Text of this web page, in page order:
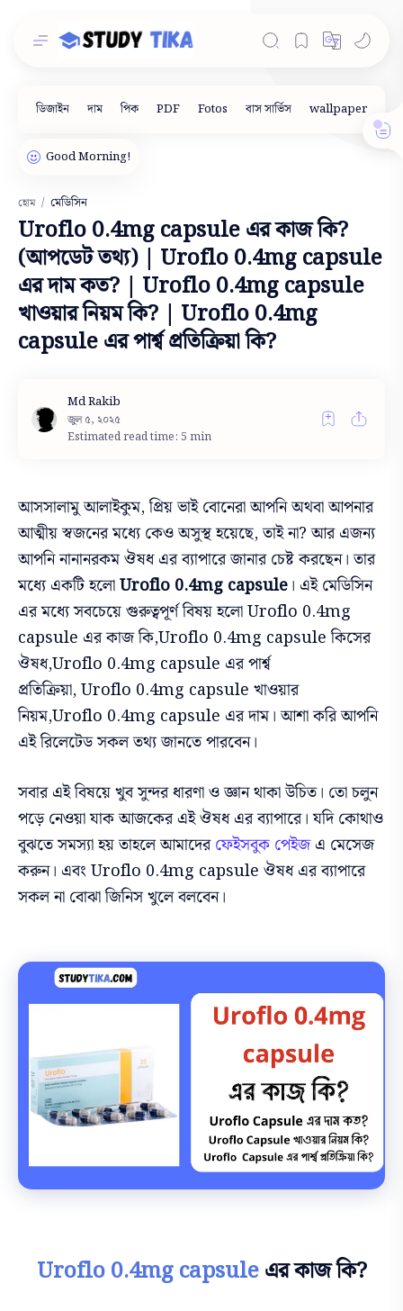
হোম মেডিসিন
Uroflo 0.4mg capsule এর কাজ কি?
(আপডেট তথ্য) | Uroflo 0.4mg capsule
এর দাম কত? | Uroflo 0.4mg capsule
খাওয়ার নিয়ম কি? | Uroflo 0.4mg
capsule এর পার্শ্ব প্রতিক্রিয়া কি?
Estimated read time: 5 min
আসসালামু আলাইকুম, প্রিয় ভাই বোনেরা আপনি অথবা আপনার
আত্মীয় স্বজনের মধ্যে কেও অসুস্থ হয়েছে, তাই না? আর এজন্য
আপনি নানানরকম ঔষধ এর ব্যাপারে জানার চেষ্ট করছেন। তার
মধ্যে একটি হলোUroflo 0.4mg capsule। এই মেডিসিন
এর মধ্যে সবচেয়ে গুরুত্বপূর্ণ বিষয় হলো Uroflo 0.4mg
capsule এর কাজ কি,Uroflo 0.4mg capsule কিসের
ঔষধ,Uroflo 0.4mg capsule এর পার্শ্ব
প্রতিক্রিয়া,Uroflo 0.4mg capsule খাওয়ার
নিয়ম,Uroflo 0.4mg capsule এর দাম। আশা করি আপনি
এই রিলেটেড সকল তথ্য জানতে পারবেন।
সবার এই বিষয়ে খুব সুন্দর ধারণা ও জ্ঞান থাকা উচিত। তো চলুন
পড়ে নেওয়া যাক আজকের এইঔষধ এর ব্যাপারে। যদি কোথাও
বুঝতে সমস্যা হয় তাহলে আমাদেরফেইসবুক পেইজএ মেসেজ
করুন। এবংUroflo 0.4mg capsule ঔষধ এর ব্যাপারে
সকল না বোঝা জিনিস খুলে বলবেন।
Uroflo 0.4mg capsuleএর কাজ কি?